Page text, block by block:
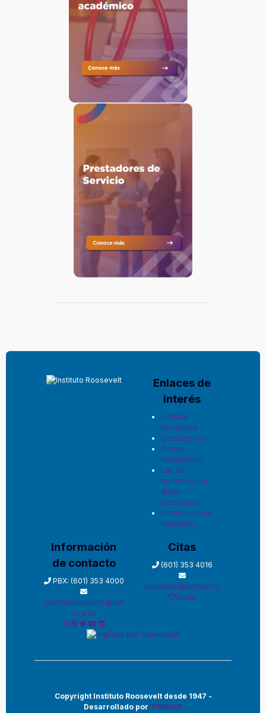
Enlaces de
interés
Instituto
Roosevelt
Contáctenos
Correo
Institucional
Ley de
protección de
datos
personales
Notificaciones
judiciales
Información
de contacto
PBX: (601) 353 4000
atencionalusuario@ioir
.org.co
Citas
(601) 353 4016
cusuarios@ioir.org.co
Donar
Copyright Instituto Roosevelt desde 1947 -
Desarrollado por TIINDUX